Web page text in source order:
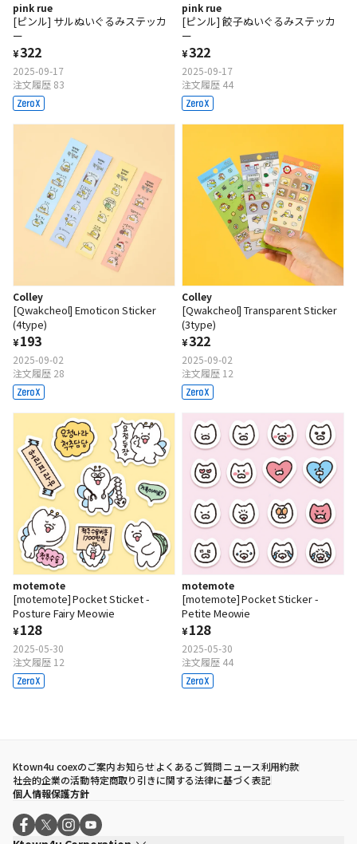
pink rue
[ピンル] サルぬいぐるみステッカ
ー
¥322
2025-09-17
注文履歴 83
pink rue
[ピンル] 餃子ぬいぐるみステッカ
ー
¥322
2025-09-17
注文履歴 44
Colley
[Qwakcheol] Emoticon Sticker
(4type)
¥193
2025-09-02
注文履歴 28
Colley
[Qwakcheol] Transparent Sticker
(3type)
¥322
2025-09-02
注文履歴 12
motemote
[motemote] Pocket Sticket -
Posture Fairy Meowie
¥128
2025-05-30
注文履歴 12
motemote
[motemote] Pocket Sticker -
Petite Meowie
¥128
2025-05-30
注文履歴 44
Ktown4u coexのご案内お知らせよくあるご質問ニュース利用約款
社会的企業の活動特定商取り引きに関する法律に基づく表記
個人情報保護方針